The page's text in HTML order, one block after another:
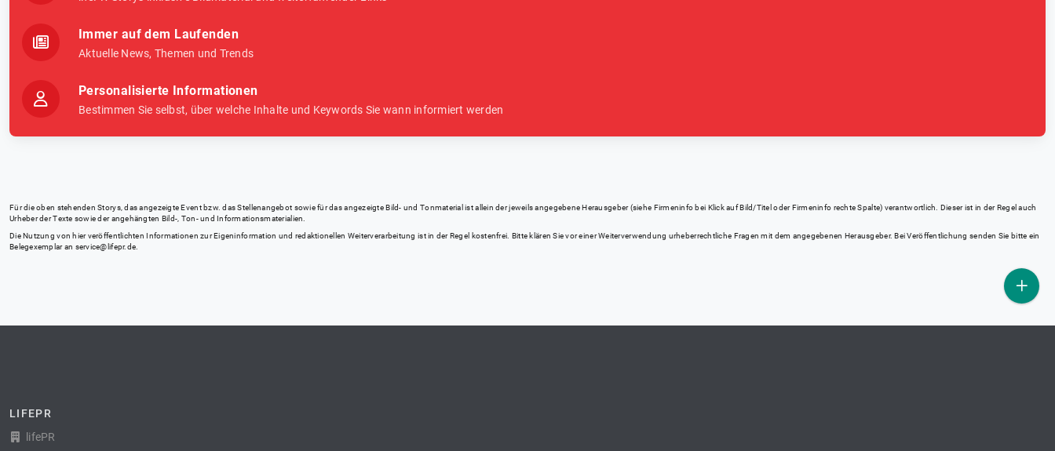
Immer auf dem Laufenden
Aktuelle News, Themen und Trends
Personalisierte Informationen
Bestimmen Sie selbst, über welche Inhalte und Keywords Sie wann informiert werden
Für die oben stehenden Storys, das angezeigte Event bzw. das Stellenangebot sowie für das angezeigte Bild- und Tonmaterial ist allein der jeweils angegebene Herausgeber (siehe Firmeninfo bei Klick auf Bild/Titel oder Firmeninfo rechte Spalte) verantwortlich. Dieser ist in der Regel auch
Urheber der Texte sowie der angehängten Bild-, Ton- und Informationsmaterialien.
Die Nutzung von hier veröffentlichten Informationen zur Eigeninformation und redaktionellen Weiterverarbeitung ist in der Regel kostenfrei. Bitte klären Sie vor einer Weiterverwendung urheberrechtliche Fragen mit dem angegebenen Herausgeber. Bei Veröffentlichung senden Sie bitte ein
Belegexemplar an service@lifepr.de
LIFEPR
lifePR